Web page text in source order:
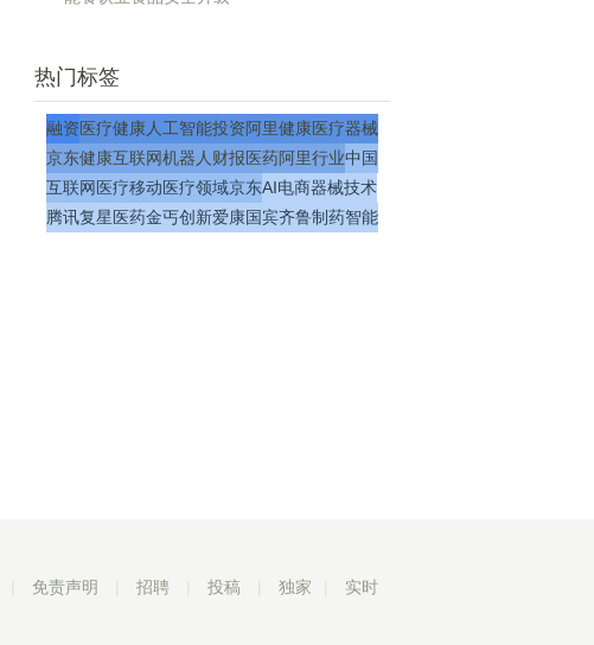
热门标签
融资医疗健康人工智能投资阿里健康医疗器械
京东健康互联网机器人 财报医药阿里行业中国
互联网医疗移动医疗领域京东AI电商器械技术
腾讯复星医药金丐创新爱康国宾齐鲁制药智能
免责声明 招聘 投稿 独家 实时